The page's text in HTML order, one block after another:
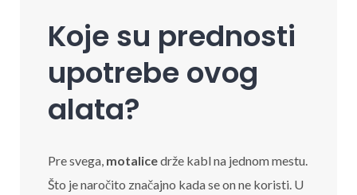
Koje su prednosti
upotrebe ovog
alata?
Pre svega, motalicedrže kabl na jednom mestu.
Što je naročito značajno kada se on ne koristi. U